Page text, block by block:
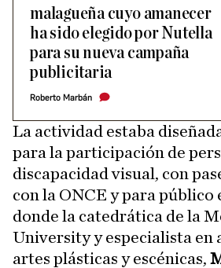
malagueña cuyo amanecer
ha sido elegido por Nutella
para su nueva campaña
publicitaria
Roberto Marbán
La actividad estaba
para la participación de
discapacidad visual, con
con la ONCE y para público
donde la catedrática de la
University y especialista en
artes plásticas y escénicas,